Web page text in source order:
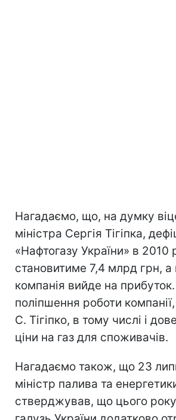
Нагадаємо, що, на думку
міністра Сергія Тігіпка,
«Нафтогазу України» в 2010
становитиме 7,4 млрд грн, а
компанія вийде на
поліпшення роботи
С. Тігіпко, в тому числі і
ціни на газ для споживачів.
Нагадаємо також, що 23
міністр палива та
стверджував, що цього